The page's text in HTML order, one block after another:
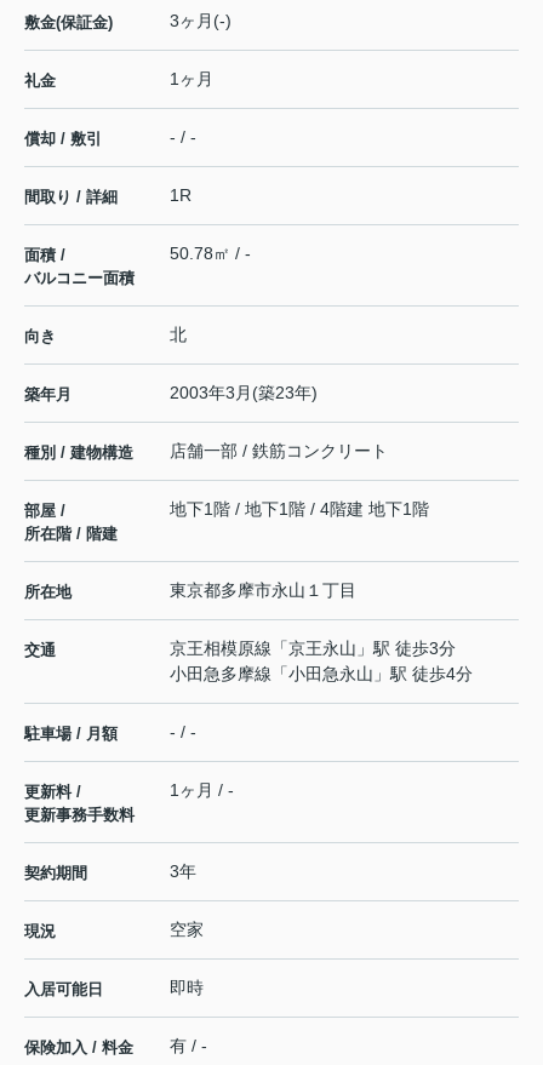
敷金(保証金) 3ヶ月(-)
礼金 1ヶ月
償却 / 敷引 - / -
間取り / 詳細 1R
面積 /
バルコニー面積
50.78㎡ / -
向き 北
築年月 2003年3月(築23年)
種別 / 建物構造 店舗一部 / 鉄筋コンクリート
部屋 /
所在階 / 階建
地下1階 / 地下1階 / 4階建 地下1階
所在地 東京都多摩市永山 １丁目
交通 京王相模原線 「京王永山 」駅 徒歩3分
小田急多摩線 「小田急永山 」駅 徒歩4分
駐車場 / 月額 - / -
更新料 /
更新事務手数料
1ヶ月 / -
契約期間 3年
現況 空家
入居可能日 即時
保険加入 / 料金 有 / -